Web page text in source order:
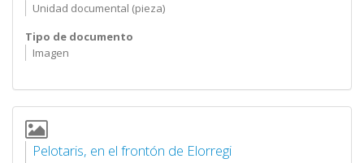
Unidad documental (pieza)
Tipo de documento
Imagen
Pelotaris, en el frontón de Elorregi